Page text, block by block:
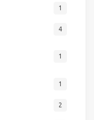
1
4
1
1
2